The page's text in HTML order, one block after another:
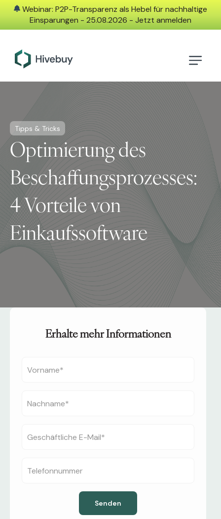
Webinar: P2P-Transparenz als Hebel für nachhaltige
Einsparungen - 25.08.2026 - Jetzt anmelden
Tipps & Tricks
Optimierung des
Beschaffungsprozesses:
4 Vorteile von
Einkaufssoftware
Erhalte mehr Informationen